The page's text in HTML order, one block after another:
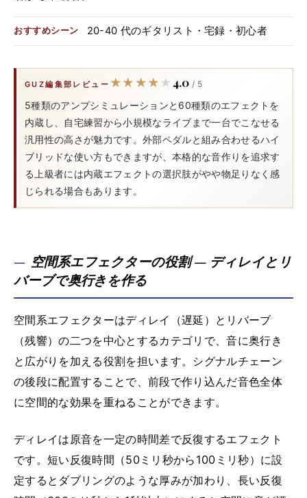
おすすめシーン 20-40 代のギタリスト・宅録・初心者
GUZ編集部レビュー ★★★★★
★★★★★ 4.0 / 5
5種類のアンプシミュレーションと60種類のエフェクトを
内蔵し、自宅練習から小規模なライブまで一台でこなせる
汎用性の高さが魅力です。外部ペダルと組み合わせるハイ
ブリッドな使い方もできますが、本格的な音作りを追求す
る上級者には内蔵エフェクトの選択肢がやや物足りなく感
じられる場合もあります。
空間系エフェクターの役割 — ディレイとリ
バーブで奥行きを作る
空間系エフェクターはディレイ（遅延）とリバーブ
（残響）の二つを中心とするカテゴリで、音に奥行き
と広がりを加える役割を担います。シグナルチェーン
の後段に配置することで、前段で作り込んだ音色全体
に空間的な効果を重ねることができます。
ディレイは原音を一定の時間差で反復するエフェクト
です。短い反復時間（50ミリ秒から100ミリ秒）に設
定するとダブリングのような厚みが加わり、長い反復